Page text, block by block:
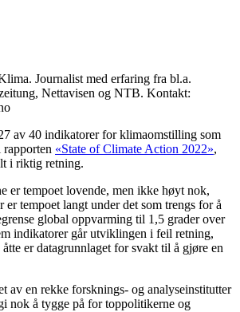
Journalist med erfaring fra bl.a.
Nettavisen og NTB. Kontakt:
av 40 indikatorer for klimaomstilling som
«State of Climate Action 2022»,
i riktig retning.
er tempoet lovende, men ikke høyt nok,
er tempoet langt under det som trengs for å
global oppvarming til 1,5 grader over
indikatorer går utviklingen i feil retning,
åtte er datagrunnlaget for svakt til å gjøre en
av en rekke forsknings- og analyseinstitutter
nok å tygge på for toppolitikerne og